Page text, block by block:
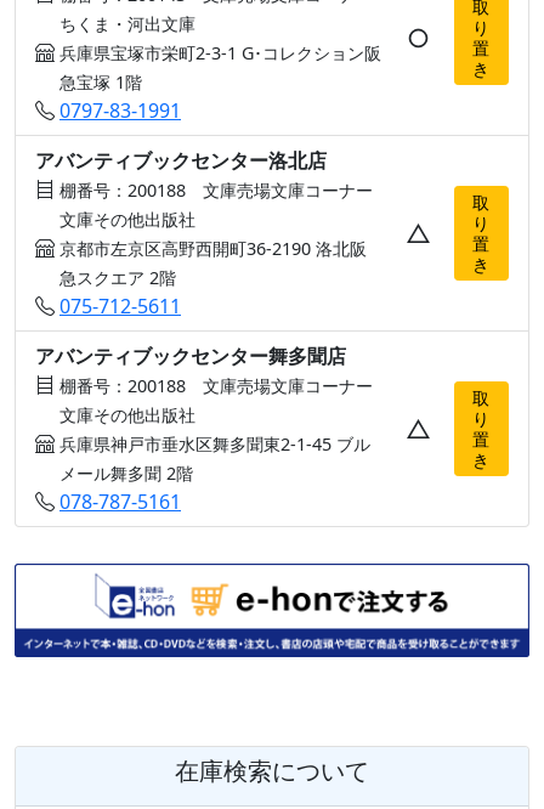
ちくま・河出文庫
兵庫県宝塚市栄町2-3-1 G･コレクション阪
急宝塚 1階
0797-83-1991
○
取
り
置
き
アバンティブックセンター洛北店
棚番号：200188 文庫売場文庫コーナー
文庫その他出版社
京都市左京区高野西開町36-2190 洛北阪
急スクエア 2階
075-712-5611
△
取
り
置
き
アバンティブックセンター舞多聞店
棚番号：200188 文庫売場文庫コーナー
文庫その他出版社
兵庫県神戸市垂水区舞多聞東2-1-45 ブル
メール舞多聞 2階
078-787-5161
△
取
り
置
き
在庫検索について